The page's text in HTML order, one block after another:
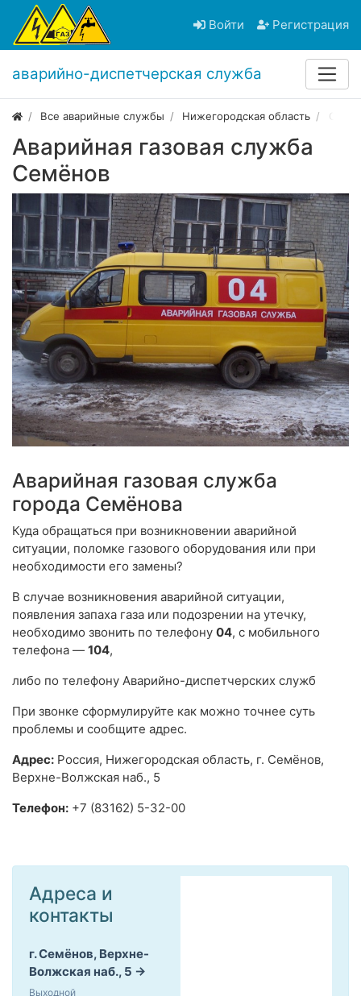
Войти Регистрация
аварийно-диспетчерская служба
Все аварийные службы Нижегородская область
Аварийная газовая служба
Семёнов
Аварийная газовая служба
города Семёнова
Куда обращаться при возникновении аварийной
ситуации, поломке газового оборудования или при
необходимости его замены?
В случае возникновения аварийной ситуации,
появления запаха газа или подозрении на утечку,
необходимо звонить по телефону 04, с мобильного
телефона — 104,
либо по телефону Аварийно-диспетчерских служб
При звонке сформулируйте как можно точнее суть
проблемы и сообщите адрес.
Адрес: Россия, Нижегородская область, г. Семёнов,
Верхне-Волжская наб., 5
Телефон: +7 (83162) 5-32-00
Адреса и
контакты
г. Семёнов, Верхне-
Волжская наб., 5
Выходной